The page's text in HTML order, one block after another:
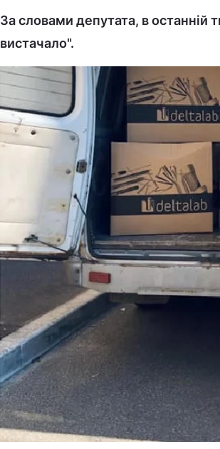
За словами депутата, в останній
вистачало".